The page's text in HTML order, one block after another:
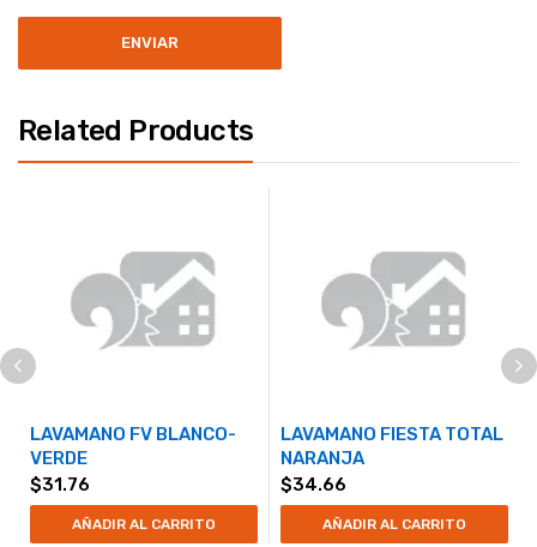
Related Products
LAVAMANO FV BLANCO-
VERDE
$31.76
AÑADIR AL CARRITO
LAVAMANO FIESTA TOTAL
NARANJA
$34.66
AÑADIR AL CARRITO